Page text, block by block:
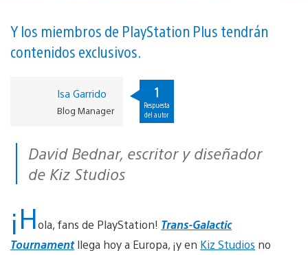
hoy
a
Y los miembros de PlayStation Plus tendrán
contenidos exclusivos.
Isa Garrido
Blog Manager
1
Respuesta
del autor
David Bednar, escritor y diseñador
de Kiz Studios
¡Hola, fans de PlayStation! Trans-Galactic
Tournamentllega hoy a Europa, ¡y en Kiz Studios no